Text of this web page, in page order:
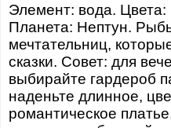
Элемент: вода. Цвета:
Планета: Нептун.
мечтательниц,
сказки. Совет: для
выбирайте гардероб
наденьте длинное,
романтическое